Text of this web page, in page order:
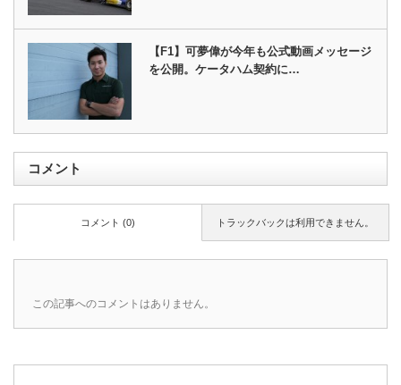
【F1】可夢偉が今年も公式動画メッセージ
を公開。ケータハム契約に…
コメント
トラックバックは利用できません。
コメント (0)
この記事へのコメントはありません。